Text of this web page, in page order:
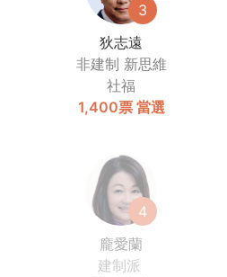
3
狄志遠
非建制 新思維
社福
1,400票 當選
4
龐愛蘭
建制派